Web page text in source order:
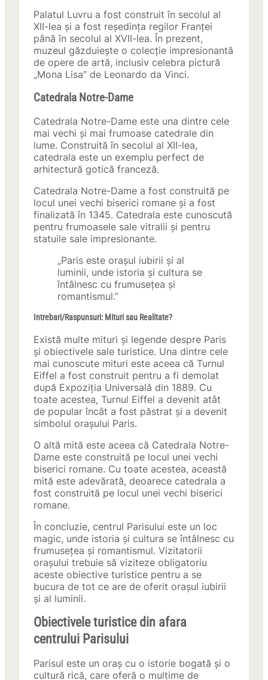
Palatul Luvru a fost construit în secolul al
XII-lea și a fost reședința regilor Franței
până în secolul al XVII-lea. În prezent,
muzeul găzduiește o colecție impresionantă
de opere de artă, inclusiv celebra pictură
„Mona Lisa” de Leonardo da Vinci.
Catedrala Notre-Dame
Catedrala Notre-Dame este una dintre cele
mai vechi și mai frumoase catedrale din
lume. Construită în secolul al XII-lea,
catedrala este un exemplu perfect de
arhitectură gotică franceză.
Catedrala Notre-Dame a fost construită pe
locul unei vechi biserici romane și a fost
finalizată în 1345. Catedrala este cunoscută
pentru frumoasele sale vitralii și pentru
statuile sale impresionante.
„Paris este orașul iubirii și al
luminii, unde istoria și cultura se
întâlnesc cu frumusețea și
romantismul.”
Intrebari/Raspunsuri: Mituri sau Realitate?
Există multe mituri și legende despre Paris
și obiectivele sale turistice. Una dintre cele
mai cunoscute mituri este aceea că Turnul
Eiffel a fost construit pentru a fi demolat
după Expoziția Universală din 1889. Cu
toate acestea, Turnul Eiffel a devenit atât
de popular încât a fost păstrat și a devenit
simbolul orașului Paris.
O altă mită este aceea că Catedrala Notre-
Dame este construită pe locul unei vechi
biserici romane. Cu toate acestea, această
mită este adevărată, deoarece catedrala a
fost construită pe locul unei vechi biserici
romane.
În concluzie, centrul Parisului este un loc
magic, unde istoria și cultura se întâlnesc cu
frumusețea și romantismul. Vizitatorii
orașului trebuie să viziteze obligatoriu
aceste obiective turistice pentru a se
bucura de tot ce are de oferit orașul iubirii
și al luminii.
Obiectivele turistice din afara
centrului Parisului
Parisul este un oraș cu o istorie bogată și o
cultură rică, care oferă o mulțime de